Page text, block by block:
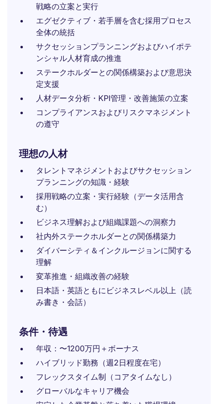
戦略の立案と実行
エグゼクティブ・若手層を含む採用プロセス
全体の統括
サクセッションプランニングおよびハイポテ
ンシャル人材育成の推進
ステークホルダーとの関係構築および意思決
定支援
人材データ分析・KPI管理・改善施策の立案
コンプライアンスおよびリスクマネジメント
の遵守
理想の人材
タレントマネジメントおよびサクセッション
プランニングの知識・経験
採用戦略の立案・実行経験（データ活用含
む）
ビジネス理解および組織課題への洞察力
社内外ステークホルダーとの関係構築力
ダイバーシティ＆インクルージョンに関する
理解
変革推進・組織改善の経験
日本語・英語ともにビジネスレベル以上（読
み書き・会話）
条件・待遇
年収：〜1200万円＋ボーナス
ハイブリッド勤務（週2日程度在宅）
フレックスタイム制（コアタイムなし）
グローバルなキャリア機会